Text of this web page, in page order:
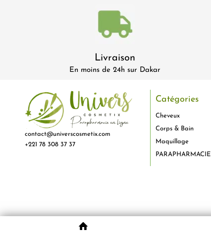
Livraison
En moins de 24h sur Dakar
contact@universcosmetix.com
+221 78 308 37 37
Catégories
Cheveux
Corps & Bain
Maquillage
PARAPHARMACIE